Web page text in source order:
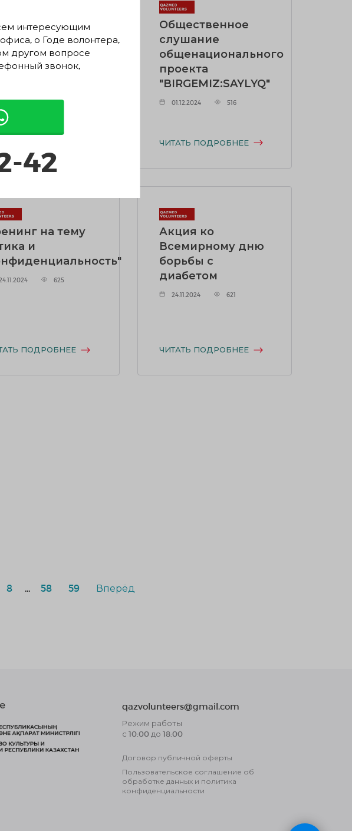
587
Общественное
слушание
общенационального
проекта
"BIRGEMIZ:SAYLYQ"
01.12.2024 516
ЧИТАТЬ ПОДРОБНЕЕ
на тему
и
625
ПОДРОБНЕЕ
Акция ко
Всемирному дню
борьбы с
диабетом
24.11.2024 621
ЧИТАТЬ ПОДРОБНЕЕ
8 58 59 Вперёд
qazvolunteers@gmail.com
Режим работы
с 10:00 до 18:00
Договор публичной оферты
Пользовательское соглашение об
обработке данных и политика
конфиденциальности
интересующим
о Годе волонтера,
другом вопросе
звонок,
42